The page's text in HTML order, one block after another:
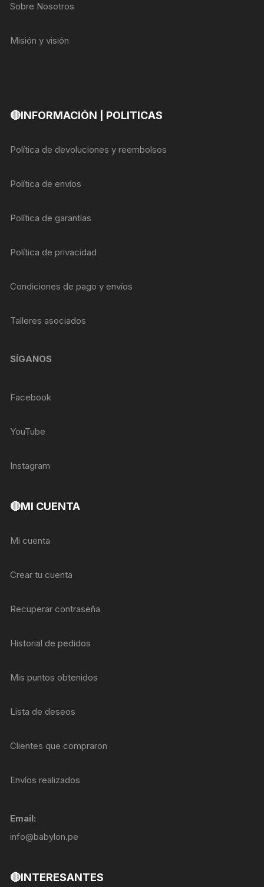
Sobre Nosotros
Misión y visión
🔴INFORMACIÓN | POLITICAS
Política de devoluciones y reembolsos
Política de envíos
Política de garantías
Política de privacidad
Condiciones de pago y envíos
Talleres asociados
SÍGANOS
Facebook
YouTube
Instagram
🔴MI CUENTA
Mi cuenta
Crear tu cuenta
Recuperar contraseña
Historial de pedidos
Mis puntos obtenidos
Lista de deseos
Clientes que compraron
Envíos realizados
Email:
info@babylon.pe
🔴INTERESANTES